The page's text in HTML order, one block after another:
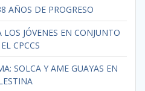
AÑOS DE PROGRESO
JÓVENES EN CONJUNTO
CPCCS
SOLCA Y AME GUAYAS EN